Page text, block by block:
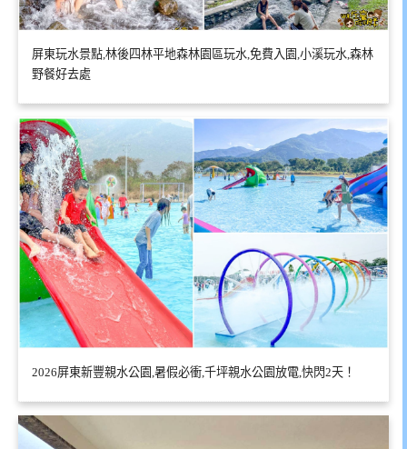
屏東玩水景點,林後四林平地森林園區玩水,免費入園,小溪玩水,森林
野餐好去處
2026屏東新豐親水公園,暑假必衝,千坪親水公園放電,快閃2天！